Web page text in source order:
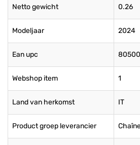
Netto gewicht 0.26
Modeljaar 2024
Ean upc
Webshop item 1
Land van herkomst IT
Product groep leverancier